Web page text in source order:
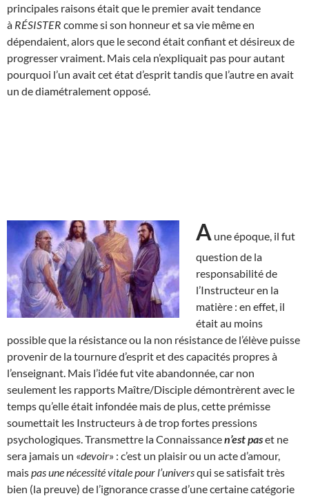
principales raisons était que le premier avait tendance
à RÉSISTER comme si son honneur et sa vie même en
dépendaient, alors que le second était confiant et désireux de
progresser vraiment. Mais cela n’expliquait pas pour autant
pourquoi l’un avait cet état d’esprit tandis que l’autre en avait
un de diamétralement opposé.
A une époque, il fut
question de la
responsabilité de
l’Instructeur en la
matière : en effet, il
était au moins
possible que la résistance ou la non résistance de l’élève puisse
provenir de la tournure d’esprit et des capacités propres à
l’enseignant. Mais l’idée fut vite abandonnée, car non
seulement les rapports Maître/Disciple démontrèrent avec le
temps qu’elle était infondée mais de plus, cette prémisse
soumettait les Instructeurs à de trop fortes pressions
psychologiques. Transmettre la Connaissancen’est paset ne
sera jamais un «devoir» : c’est un plaisir ou un acte d’amour,
maispas une nécessité vitale pour l’universqui se satisfait très
bien (la preuve) de l’ignorance crasse d’une certaine catégorie